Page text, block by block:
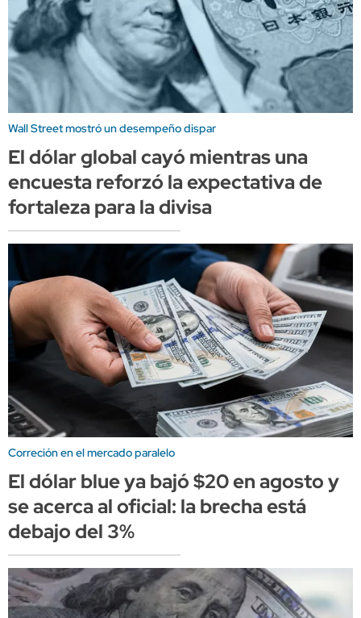
Wall Street mostró un desempeño dispar
El dólar global cayó mientras una
encuesta reforzó la expectativa de
fortaleza para la divisa
Correción en el mercado paralelo
El dólar blue ya bajó $20 en agosto y
se acerca al oficial: la brecha está
debajo del 3%